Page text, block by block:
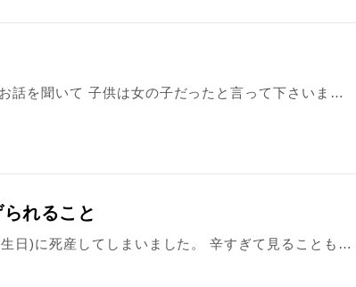
先程、水子供養へ行ってきました。 お話を聞いて 子供は女の子だったと言って下さいました。 和尚さんは赤ちゃんが見えるのでしょうか？ 私達もなぜか女の子だと思っていたので びっくりしました。
れること
妹が二人目を20週で６月１日(父の誕生日)に死産してしまいました。 辛すぎて見ることもできず、預けてあるそうです。 明日(金曜日)の朝一で火葬なのだそうですが、一緒にすごすことを拒否してるため、私たちは何かしてあげたくて方法を探してます。 親がしないのだからしない方がよいのかもしれませんがかわいそうで。 ガーゼしかいれるものがないのでいれようかとは思ってます。